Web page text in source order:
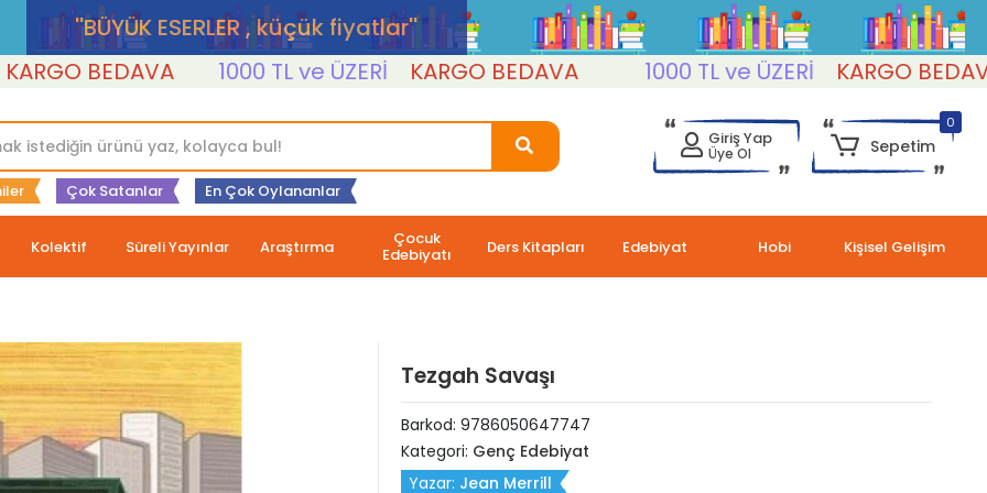
''BÜYÜK ESERLER , küçük fiyatlar''
BEDAVA 1000 TL ve ÜZERİ KARGO BEDAVA 1000 TL ve ÜZERİ KARGO BEDAVA
Çok Satanlar En Çok Oylananlar
Giriş Yap
Üye Ol
0
Sepetim
Kolektif Süreli Yayınlar Araştırma Çocuk
Edebiyatı Ders Kitapları Edebiyat Hobi Kişisel Gelişim
Tezgah Savaşı
Barkod: 9786050647747
Kategori: Genç Edebiyat
Yazar: Jean Merrill